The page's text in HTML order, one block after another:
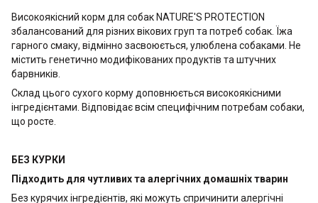
Високоякісний корм для собак NATURE'S PROTECTION
збалансований для різних вікових груп та потреб собак. Їжа
гарного смаку, відмінно засвоюється, улюблена собаками. Не
містить генетично модифікованих продуктів та штучних
барвників.
Склад цього сухого корму доповнюється високоякісними
інгредієнтами. Відповідає всім специфічним потребам собаки,
що росте.
БЕЗ КУРКИ
Підходить для чутливих та алергічних домашніх тварин
Без курячих інгредієнтів, які можуть спричинити алергічні